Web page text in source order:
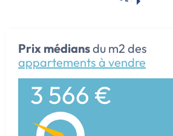
Prix médiansdu m2 des
appartements à vendre
3 566 €